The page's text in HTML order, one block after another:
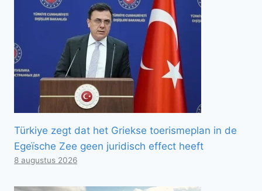
Türkiye zegt dat het Griekse toerismeplan in de
Egeïsche Zee geen juridisch effect heeft
8 augustus 2026